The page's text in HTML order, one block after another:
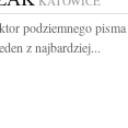
podziemnego pisma
z najbardziej...